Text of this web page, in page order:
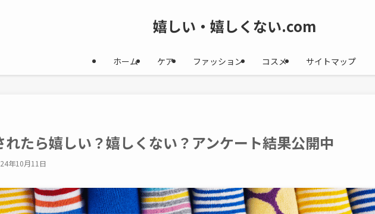
嬉しい・嬉しくない.com
ホーム ケア ファッション コスメ サイトマップ
たら嬉しい？嬉しくない？アンケート結果公開中
年10月11日